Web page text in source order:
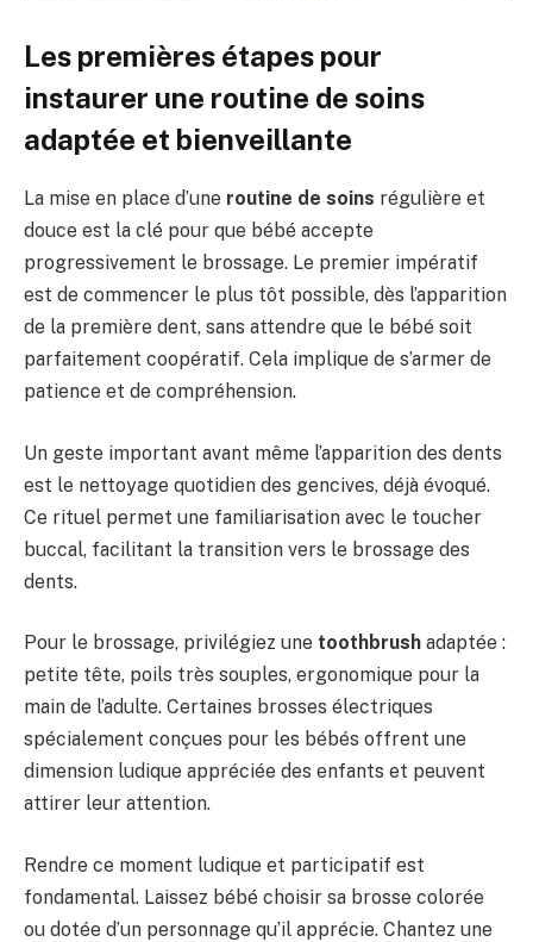
Les premières étapes pour
instaurer une routine de soins
adaptée et bienveillante
La mise en place d’une routine de soins régulière et
douce est la clé pour que bébé accepte
progressivement le brossage. Le premier impératif
est de commencer le plus tôt possible, dès l’apparition
de la première dent, sans attendre que le bébé soit
parfaitement coopératif. Cela implique de s’armer de
patience et de compréhension.
Un geste important avant même l’apparition des dents
est le nettoyage quotidien des gencives, déjà évoqué.
Ce rituel permet une familiarisation avec le toucher
buccal, facilitant la transition vers le brossage des
dents.
Pour le brossage, privilégiez une toothbrush adaptée :
petite tête, poils très souples, ergonomique pour la
main de l’adulte. Certaines brosses électriques
spécialement conçues pour les bébés offrent une
dimension ludique appréciée des enfants et peuvent
attirer leur attention.
Rendre ce moment ludique et participatif est
fondamental. Laissez bébé choisir sa brosse colorée
ou dotée d’un personnage qu’il apprécie. Chantez une